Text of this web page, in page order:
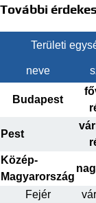
További
Területi
neve
Budapest
Pest
Közép-
Magyarország
Fejér